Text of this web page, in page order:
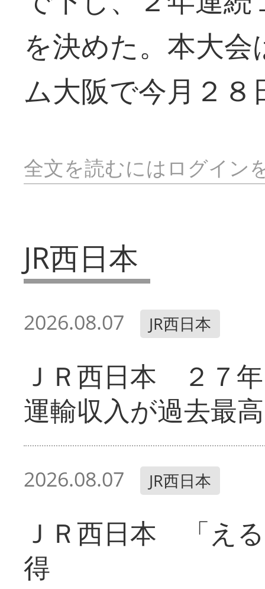
を決めた。本大
ム大阪で今月２
全文を読むにはログイン
JR西日本
2026.08.07 JR西日本
ＪＲ西日本 ２７
運輸収入が過去最高
2026.08.07 JR西日本
ＪＲ西日本 「え
得